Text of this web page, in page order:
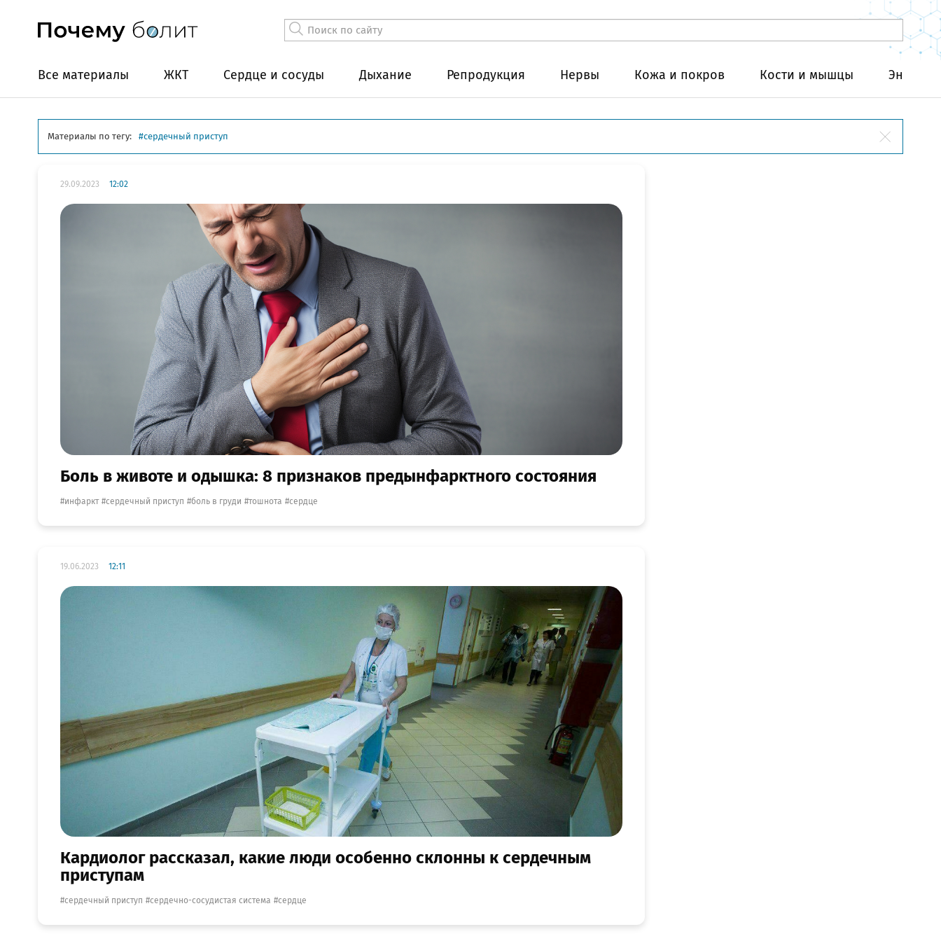
Все материалы ЖКТ Сердце и сосуды Дыхание Репродукция Нервы Кожа и покров Кости и мышцы
Материалы по тегу: сердечный приступ
29.09.2023 12:02
Боль в животе и одышка: 8 признаков предынфарктного состояния
инфаркт сердечный приступ боль в груди тошнота сердце
19.06.2023 12:11
Кардиолог рассказал, какие люди особенно склонны к сердечным
приступам
сердечный приступ сердечно-сосудистая система сердце